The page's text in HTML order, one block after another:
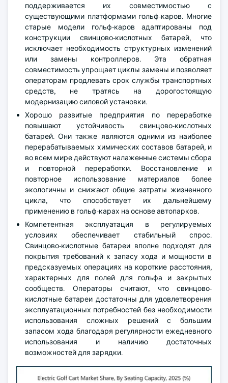
поддерживается их совместимостью с
существующими платформами гольф-каров. Многие
старые модели гольф-каров адаптированы под
конструкции свинцово-кислотных батарей, что
исключает необходимость структурных изменений
или замены контроллеров. Эта обратная
совместимость упрощает циклы замены и позволяет
операторам продлевать срок службы транспортных
средств, не тратясь на дорогостоящую
модернизацию силовой установки.
Хорошо развитые предприятия по переработке
повышают устойчивость свинцово-кислотных
батарей. Они также являются одними из наиболее
перерабатываемых химических составов батарей, и
во всем мире действуют налаженные системы сбора
и повторной переработки. Восстановление и
повторное использование материалов более
экологичны и снижают общие затраты жизненного
цикла, что способствует их дальнейшему
применению в гольф-карах на основе автопарков.
Компетентная эксплуатация в регулируемых
условиях обеспечивает стабильный спрос.
Свинцово-кислотные батареи вполне подходят для
покрытия требований к запасу хода и мощности в
предсказуемых операциях на короткие расстояния,
характерных для полей для гольфа и закрытых
сообществ. Операторы считают, что свинцово-
кислотные батареи достаточны для удовлетворения
эксплуатационных потребностей без необходимости
использования сложных решений с большим
запасом хода благодаря регулярности ежедневного
использования и наличию достаточных
возможностей для зарядки.